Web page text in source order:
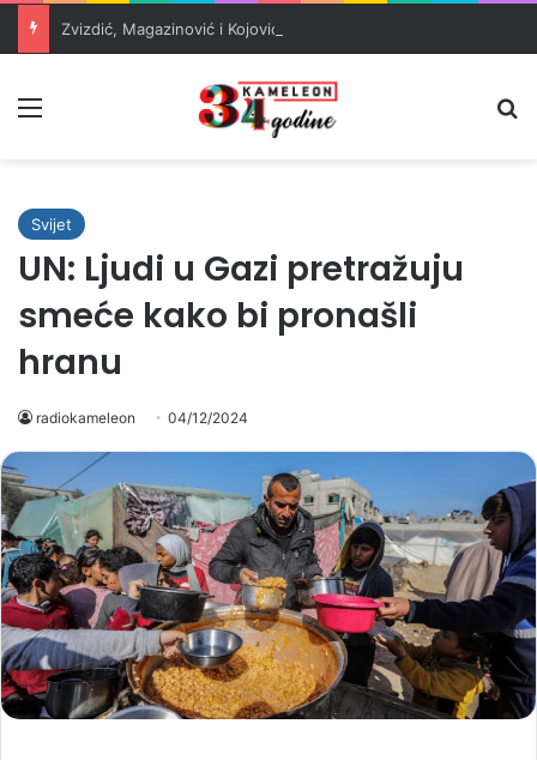
Svijet
UN: Ljudi u Gazi pretražuju
smeće kako bi pronašli
hranu
radiokameleon 04/12/2024